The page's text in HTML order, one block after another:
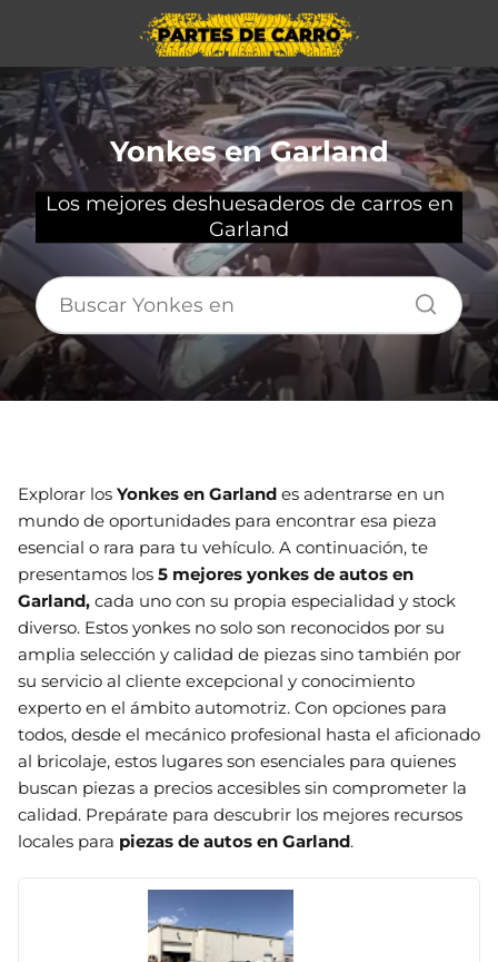
Yonkes en Garland
Los mejores deshuesaderos de carros en
Garland
Explorar los Yonkes en Garland es adentrarse en un
mundo de oportunidades para encontrar esa pieza
esencial o rara para tu vehículo. A continuación, te
presentamos los 5 mejores yonkes de autos en
Garland, cada uno con su propia especialidad y stock
diverso. Estos yonkes no solo son reconocidos por su
amplia selección y calidad de piezas sino también por
su servicio al cliente excepcional y conocimiento
experto en el ámbito automotriz. Con opciones para
todos, desde el mecánico profesional hasta el aficionado
al bricolaje, estos lugares son esenciales para quienes
buscan piezas a precios accesibles sin comprometer la
calidad. Prepárate para descubrir los mejores recursos
locales para piezas de autos en Garland.